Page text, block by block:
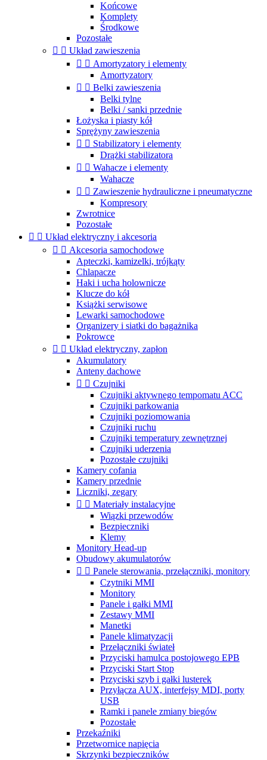
Końcowe
Komplety
Środkowe
Pozostałe
  Układ zawieszenia
  Amortyzatory i elementy
Amortyzatory
  Belki zawieszenia
Belki tylne
Belki / sanki przednie
Łożyska i piasty kół
Sprężyny zawieszenia
  Stabilizatory i elementy
Drążki stabilizatora
  Wahacze i elementy
Wahacze
  Zawieszenie hydrauliczne i pneumatyczne
Kompresory
Zwrotnice
Pozostałe
  Układ elektryczny i akcesoria
  Akcesoria samochodowe
Apteczki, kamizelki, trójkąty
Chlapacze
Haki i ucha holownicze
Klucze do kół
Książki serwisowe
Lewarki samochodowe
Organizery i siatki do bagażnika
Pokrowce
  Układ elektryczny, zapłon
Akumulatory
Anteny dachowe
  Czujniki
Czujniki aktywnego tempomatu ACC
Czujniki parkowania
Czujniki poziomowania
Czujniki ruchu
Czujniki temperatury zewnętrznej
Czujniki uderzenia
Pozostałe czujniki
Kamery cofania
Kamery przednie
Liczniki, zegary
  Materiały instalacyjne
Wiązki przewodów
Bezpieczniki
Klemy
Monitory Head-up
Obudowy akumulatorów
  Panele sterowania, przełączniki, monitory
Czytniki MMI
Monitory
Panele i gałki MMI
Zestawy MMI
Manetki
Panele klimatyzacji
Przełączniki świateł
Przyciski hamulca postojowego EPB
Przyciski Start Stop
Przyciski szyb i gałki lusterek
Przyłącza AUX, interfejsy MDI, porty
USB
Ramki i panele zmiany biegów
Pozostałe
Przekaźniki
Przetwornice napięcia
Skrzynki bezpieczników